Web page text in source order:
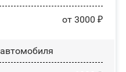
от 3000 ₽